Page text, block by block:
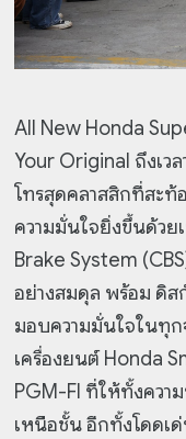
All New Honda
Your Original ถึงเว
โทรสุดคลาสสิกที่สะท้
ความมั่นใจยิ่งขึ้นด้ว
Brake System
อย่างสมดุล พร้อม ดิส
มอบความมั่นใจในทุก
เครื่องยนต์ Honda
PGM-FI ที่ให้ทั้งควา
เหนือชั้น อีกทั้งโดดเ